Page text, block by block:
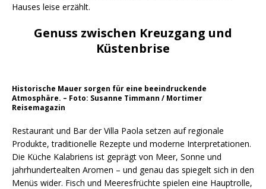
Hauses leise erzählt.
Genuss zwischen Kreuzgang und
Küstenbrise
Historische Mauer sorgen für eine beeindruckende
Atmosphäre. – Foto: Susanne Timmann / Mortimer
Reisemagazin
Restaurant und Bar der Villa Paola setzen auf regionale
Produkte, traditionelle Rezepte und moderne Interpretationen.
Die Küche Kalabriens ist geprägt von Meer, Sonne und
jahrhundertealten Aromen – und genau das spiegelt sich in den
Menüs wider. Fisch und Meeresfrüchte spielen eine Hauptrolle,